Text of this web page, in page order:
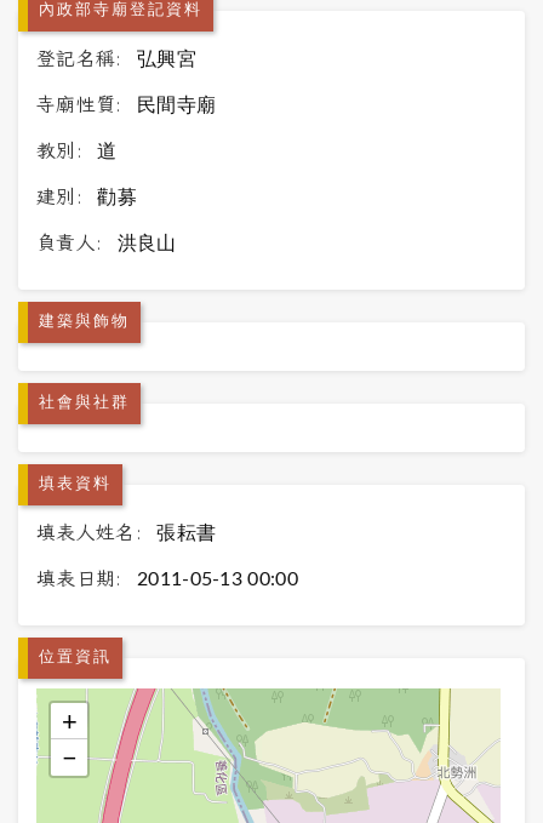
內政部寺廟登記資料
登記名稱: 弘興宮
寺廟性質: 民間寺廟
教別: 道
建別: 勸募
負責人: 洪良山
建築與飾物
社會與社群
填表資料
填表人姓名: 張耘書
填表日期: 2011-05-13 00:00
位置資訊
+
−